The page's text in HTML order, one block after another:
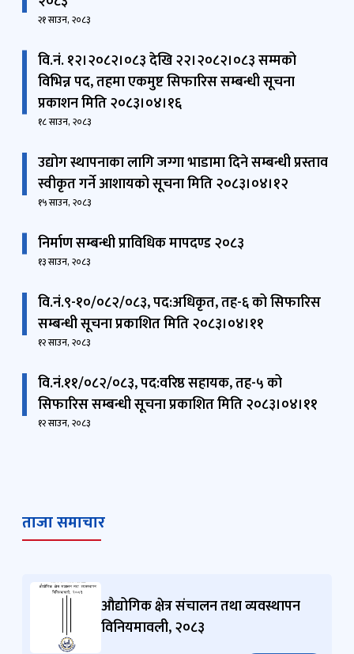
२०८३
२१ साउन, २०८३
वि.नं. १२।२०८२।०८३ देखि २२।२०८२।०८३ सम्मको
प्रकाशन मिति २०८३।०४।१६
१८ साउन, २०८३
स्वीकृत गर्ने आशायको सूचना मिति २०८३।०४।१२
१५ साउन, २०८३
निर्माण सम्बन्धी प्राविधिक मापदण्ड २०८३
१३ साउन, २०८३
सम्बन्धी सूचना प्रकाशित मिति २०८३।०४।११
१२ साउन, २०८३
ताजा समाचार